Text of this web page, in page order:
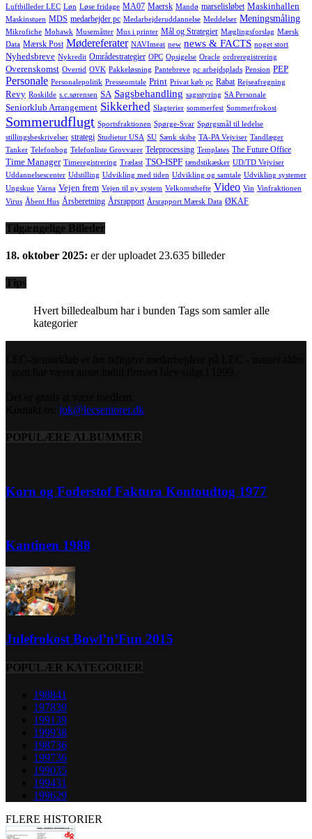
Luftbilleder LEC Løn Løse fridage MA07 Maersk Mandø marselisløbet Maskinhallen
Maskinstuen MDS medarbejder pc Medarbejderuddannelse Meddelser Meningsmåling
Mikrofiche Mohawk Musemåtter Mus i printer Mål og Strategier Mæglingsforslag Mærsk
Data Mærsk Post Mødereferater NAVImeat new news & FACTS noget stort
Nyhedsbreve Nykredit Områdestrategier OPC Opsigelse Oracle ordreregistrering
Overenskomst Overtid OVK Pakkeløsning Pantebreve pc arbejdsplads Pension PEP
Personale Personalepolitik Presseomtale Print Privat køb pc Rabat Rejseafregning
Revy Roskilde s.c.sørensen SA Sagsbehandling sagsstyring SA Personale
Seniorklub Arrangement Sikkerhed Slagterier sommerfest Sommerfrokost
Sommerudflugt Sportsfraktionen Spørge-Svar Spørgsmål til ledelse
stillingsbeskrivelser strategi Studietur USA SU Sænk skibe TA-PA Vejviser Tandlæger
Tanker Telefonbog Telefonliste Grovvarer Teleprocessing Templates The Future Office
Time Manager Timeregistrering Trælast TSO-ISPF tændstikæsker UD/TD Vejviser
Uddannelsescenter Udstilling Udvikling med tiden Udvikling og samtale Udvikling systemer
Ungskue Varna Vejen frem Vejen til ny system Velkomsthefte Video Vin Vinfraktionen
Virus Åbent Hus Årsberetning Årsrapport Årsrapport Mærsk Data ØKAF
Tilgængelige Billeder
18. oktober 2025: er der uploadet 23.635 billeder
Tips
Hvert billedealbum har i bunden Tags som samler alle
kategorier
jok@lecseniorer.dk
POPULÆRE ALBUMMER
Korn og Foderstof Faktura Kontoudtog 1977
Kantinen 1988
Julefrokost Bowl’n’Fun 2015
POPULÆR KATEGORIER
198841
197839
199139
199938
198736
199736
199035
199431
199629
FLERE HISTORIER